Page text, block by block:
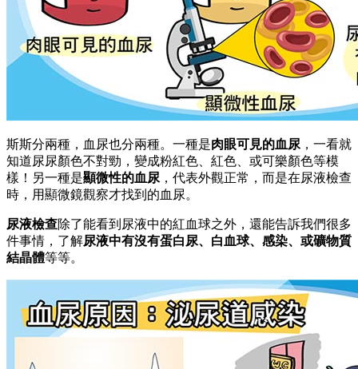
斯斯分兩種，血尿也分兩種。一種是肉眼可見的血尿，一看就
知道尿尿顏色不對勁，變成粉紅色、紅色、或可樂顏色等模
樣！另一種是顯微性的血尿，代表外觀正常，而是在尿液檢查
時，用顯微鏡觀察才找到的血尿。
尿液檢查除了能看到尿液中的紅血球之外，還能告訴我們很多
件事情，了解尿液中有沒有蛋白尿、白血球、感染、或礦物質
結晶體等等。